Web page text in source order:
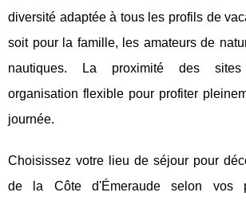
diversité adaptée à tous les profils de
soit pour la famille, les amateurs de
nautiques. La proximité des
organisation flexible pour profiter
journée.
Choisissez votre lieu de séjour pour
de la Côte d'Émeraude selon vos